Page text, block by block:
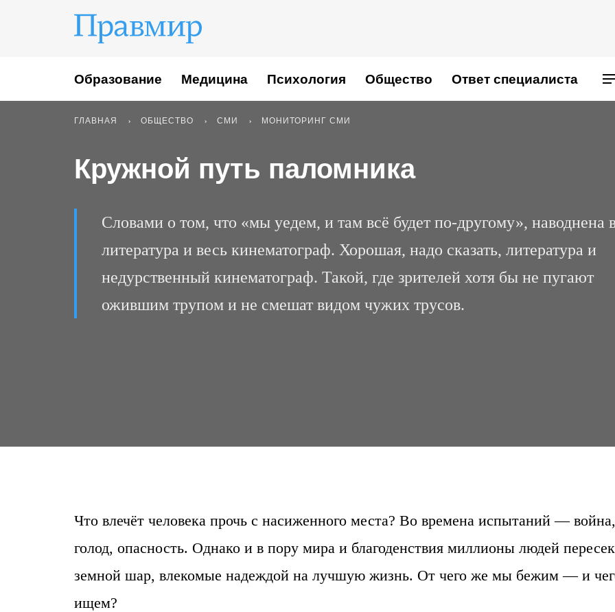
Образование Медицина Психология Общество Ответ специалиста
ГЛАВНАЯ ОБЩЕСТВО СМИ МОНИТОРИНГ СМИ
Кружной путь паломника
Словами о том, что «мы уедем, и там всё будет по-другому», наводнена
литература и весь кинематограф. Хорошая, надо сказать, литература и
недурственный кинематограф. Такой, где зрителей хотя бы не пугают
ожившим трупом и не смешат видом чужих трусов.
Что влечёт человека прочь с насиженного места? Во времена испытаний — война,
голод, опасность. Однако и в пору мира и благоденствия миллионы людей
земной шар, влекомые надеждой на лучшую жизнь. От чего же мы бежим — и
ищем?